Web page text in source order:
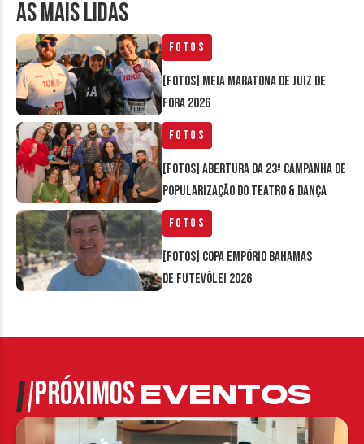
AS MAIS LIDAS
Fotos
[FOTOS] Meia Maratona de Juiz de
Fora 2026
Fotos
[FOTOS] Abertura da 23ª Campanha de
Popularização do Teatro & Dança
Fotos
[FOTOS] Copa Empório Bahamas
de Futevôlei 2026
PRÓXIMOSEVENTOS